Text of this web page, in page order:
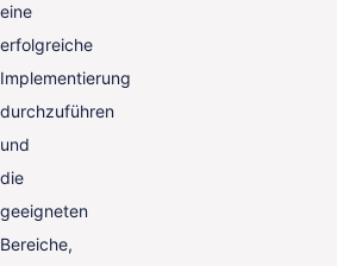
eine
erfolgreiche
Implementierung
durchzuführen
und
die
geeigneten
Bereiche,